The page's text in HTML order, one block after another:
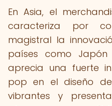
En Asia, el
caracteriza por
magistral la
países como
aprecia una fuerte
pop en el diseño
vibrantes y